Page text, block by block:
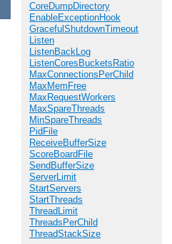
CoreDumpDirectory
EnableExceptionHook
GracefulShutdownTimeout
Listen
ListenBackLog
ListenCoresBucketsRatio
MaxConnectionsPerChild
MaxMemFree
MaxRequestWorkers
MaxSpareThreads
MinSpareThreads
PidFile
ReceiveBufferSize
ScoreBoardFile
SendBufferSize
ServerLimit
StartServers
StartThreads
ThreadLimit
ThreadsPerChild
ThreadStackSize